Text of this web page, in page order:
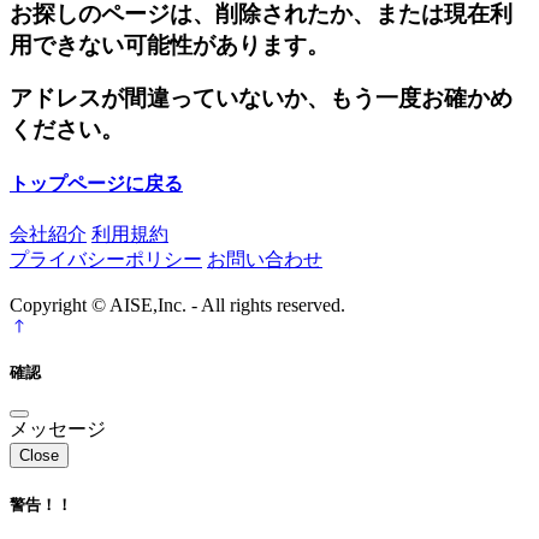
お探しのページは、削除されたか、または現在利
用できない可能性があります。
アドレスが間違っていないか、もう一度お確かめ
ください。
トップページに戻る
会社紹介 利用規約
プライバシーポリシー お問い合わせ
Copyright © AISE,Inc. - All rights reserved.
確認
メッセージ
Close
警告！！